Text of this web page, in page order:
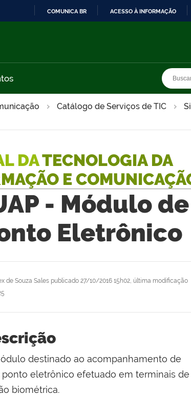
COMUNICA BR ACESSO À INFORMAÇÃO
Catálogo de Serviços de TIC
DATECNOLOGIA DA
E
- Módulo de
Eletrônico
de Souza Sales publicado 27/10/2016 15h02, última modificação
destinado ao acompanhamento de
ponto eletrônico efetuado em terminais de
biométrica.